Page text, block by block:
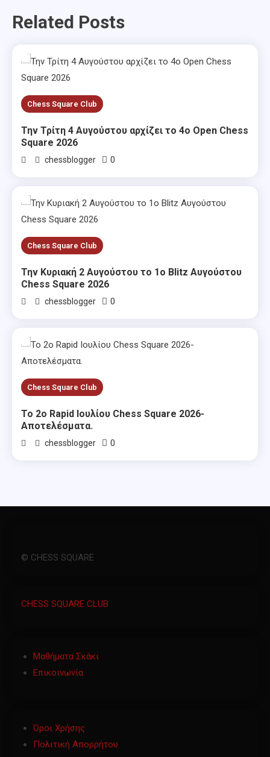
Related Posts
Chess Square Club
Την Τρίτη 4 Αυγούστου αρχίζει το 4ο Open Chess
Square 2026
chessblogger 0
Chess Square Club
Την Κυριακή 2 Αυγούστου το 1ο Blitz Αυγούστου
Chess Square 2026
chessblogger 0
Chess Square Club
Το 2ο Rapid Ιουλίου Chess Square 2026-
Αποτελέσματα.
chessblogger 0
© CHESS SQUARE
CHESS SQUARE CLUB
Μαθήματα Σκάκι
Επικοινωνία
Όροι Χρήσης
Πολιτική Απορρήτου